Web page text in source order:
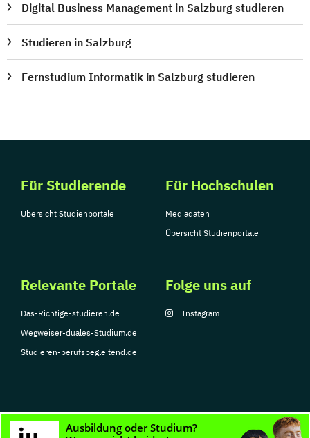
Digital Business Management in Salzburg studieren
Studieren in Salzburg
Fernstudium Informatik in Salzburg studieren
Für Studierende
Übersicht Studienportale
Für Hochschulen
Mediadaten
Übersicht Studienportale
Relevante Portale
Das-Richtige-studieren.de
Wegweiser-duales-Studium.de
Studieren-berufsbegleitend.de
Folge uns auf
Instagram